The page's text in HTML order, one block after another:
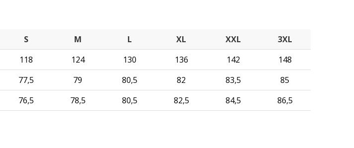
S M L XL XXL
3XL
118 124 130 136 142
148
77,5 79 80,5 82 83,5
85
76,5 78,5 80,5 82,5 84,5 86,5